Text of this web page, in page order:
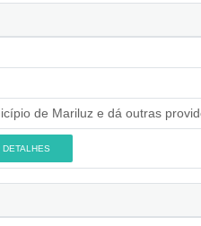
de Mariluz e dá outras
DETALHES